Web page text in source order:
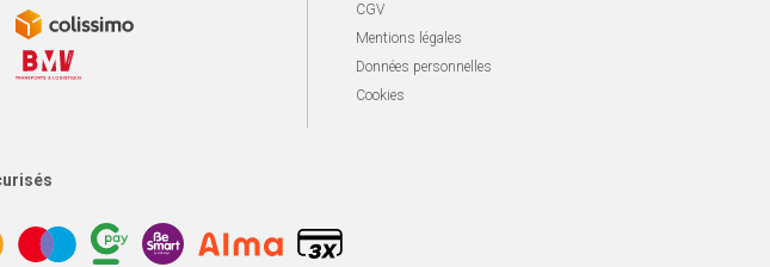
CGV
Mentions légales
Données personnelles
Cookies